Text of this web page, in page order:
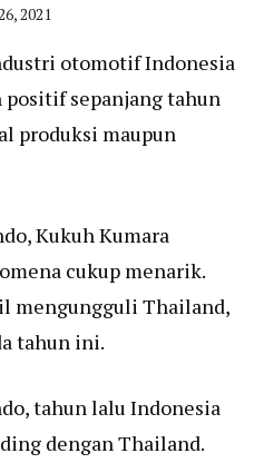
2021
otomotif Indonesia
sepanjang tahun
produksi maupun
Kukuh Kumara
cukup menarik.
mengungguli Thailand,
tahun ini.
tahun lalu Indonesia
dengan Thailand.